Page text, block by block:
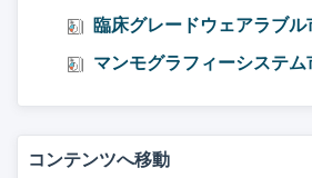
臨床グレードウェアラブル
マンモグラフィーシステム
コンテンツへ移動